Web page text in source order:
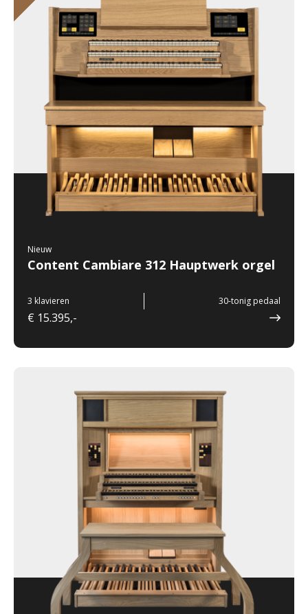
Nieuw
Content Cambiare 312 Hauptwerk orgel
3 klavieren 30-tonig pedaal
€ 15.395,-